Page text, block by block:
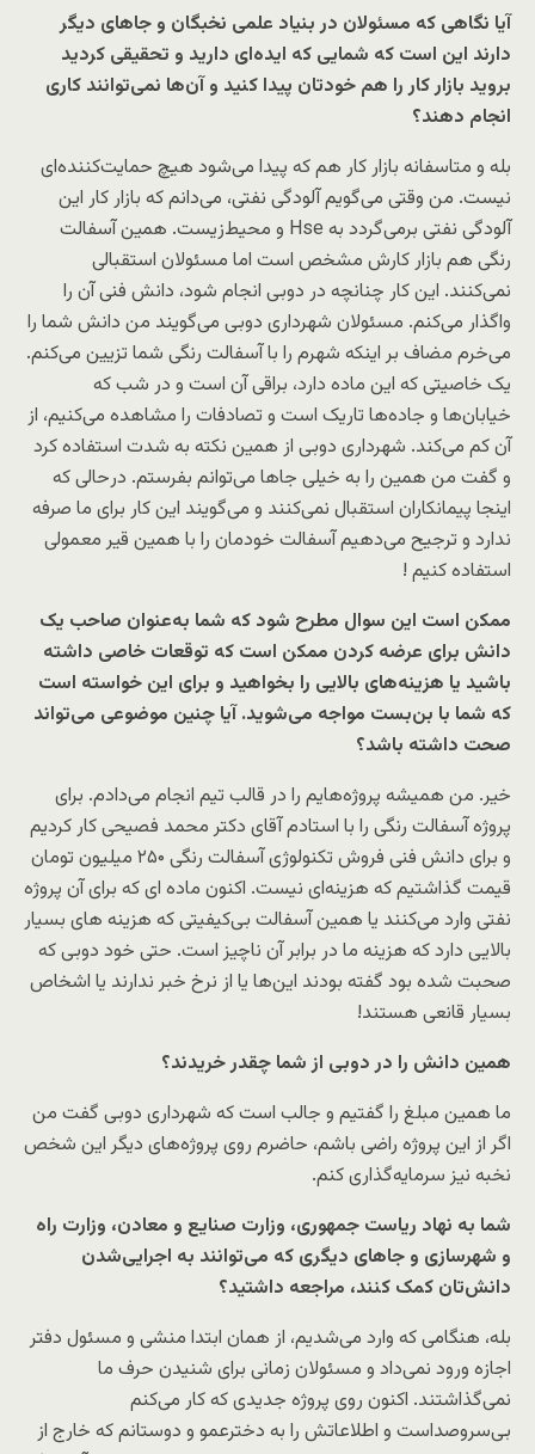
آیا نگاهی که مسئولان در بنیاد علمی نخبگان و جاهای دیگر
دارند این است که شمایی که ایده‌ای دارید و تحقیقی کردید
بروید بازار کار را هم خودتان پیدا کنید و آن‌ها نمی‌توانند کاری
انجام دهند؟
بله و متاسفانه بازار کار هم که پیدا می‌شود هیچ حمایت‌کننده‌ای
نیست. من وقتی می‌گویم آلودگی نفتی، می‌دانم که بازار کار این
آلودگی نفتی برمی‌گردد به Hse و محیط‌زیست. همین آسفالت
رنگی هم بازار کارش مشخص است اما مسئولان استقبالی
نمی‌کنند. این کار چنانچه در دوبی انجام شود، دانش فنی آن را
واگذار می‌کنم. مسئولان شهرداری دوبی می‌گویند من دانش شما را
می‌خرم مضاف بر اینکه شهرم را با آسفالت رنگی شما تزیین می‌کنم.
یک خاصیتی که این ماده دارد، براقی آن است و در شب که
خیابان‌ها و جاده‌ها تاریک است و تصادفات را مشاهده می‌کنیم، از
آن کم می‌کند. شهرداری دوبی از همین نکته به شدت استفاده کرد
و گفت من همین را به خیلی جاها می‌توانم بفرستم. در‌حالی که
اینجا پیمانکاران استقبال نمی‌کنند و می‌گویند این کار برای ما صرفه
ندارد و ترجیح می‌دهیم آسفالت خودمان را با همین قیر معمولی
استفاده کنیم !
ممکن است این سوال مطرح شود که شما به‌عنوان صاحب یک
دانش برای عرضه کردن ممکن است که توقعات خاصی داشته
باشید یا هزینه‌های بالایی را بخواهید و برای این خواسته است
که شما با بن‌بست مواجه می‌شوید. آیا چنین موضوعی می‌تواند
صحت داشته باشد؟
خیر. من همیشه پروژه‌هایم را در قالب تیم انجام می‌دادم. برای
پروژه آسفالت رنگی را با استادم آقای دکتر محمد فصیحی کار کردیم
و برای دانش فنی فروش تکنولوژی آسفالت رنگی ۲۵۰ میلیون تومان
قیمت گذاشتیم که هزینه‌ای نیست. اکنون ماده ای که برای آن پروژه
نفتی وارد می‌کنند یا همین آسفالت بی‌کیفیتی که هزینه های بسیار
بالایی دارد که هزینه ما در برابر آن ناچیز است. حتی خود دوبی که
صحبت شده بود گفته بودند این‌ها یا از نرخ خبر ندارند یا اشخاص
بسیار قانعی هستند!
همین دانش را در دوبی از شما چقدر خریدند؟
ما همین مبلغ را گفتیم و جالب است که شهرداری دوبی گفت من
اگر از این پروژه راضی باشم، حاضرم روی پروژه‌های دیگر این شخص
نخبه نیز سرمایه‌گذاری کنم.
شما به نهاد ریاست جمهوری، وزارت صنایع و معادن، وزارت راه
و شهرسازی و جاهای دیگری که می‌توانند به اجرایی‌شدن
دانش‌تان کمک کنند، مراجعه داشتید؟
بله، هنگامی که وارد می‌شدیم، از همان ابتدا منشی و مسئول دفتر
اجازه ورود نمی‌داد و مسئولان زمانی برای شنیدن حرف ما
نمی‌گذاشتند. اکنون روی پروژه جدیدی که کار می‌کنم
بی‌سروصداست و اطلاعاتش را به دخترعمو و دوستانم که خارج از